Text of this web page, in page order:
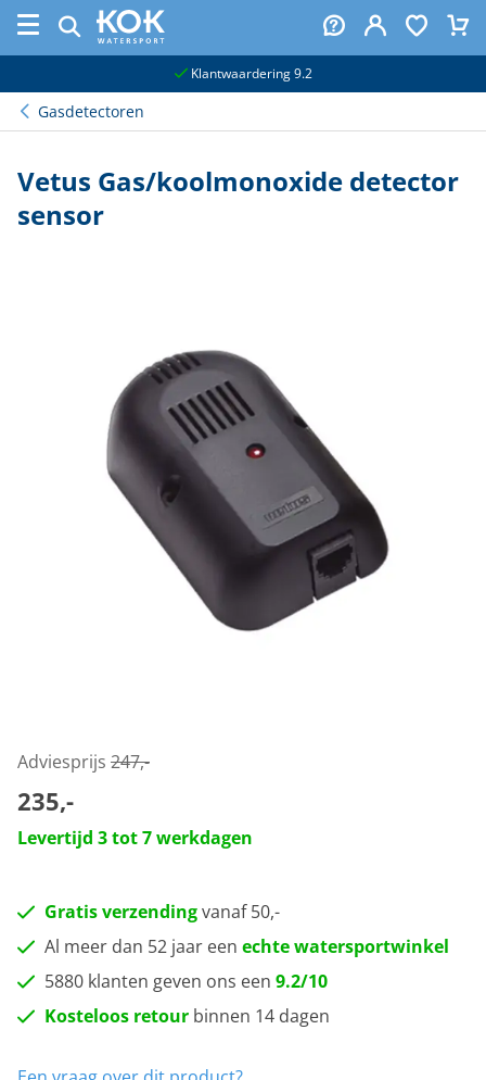
Klantwaardering 9.2
Gasdetectoren
Vetus Gas/koolmonoxide detector
sensor
Adviesprijs 247,-
235,-
Levertijd 3 tot 7 werkdagen
Gratis verzendingvanaf 50,-
Al meer dan 52 jaar een echte watersportwinkel
5880 klanten geven ons een 9.2/10
Kosteloos retour binnen 14 dagen